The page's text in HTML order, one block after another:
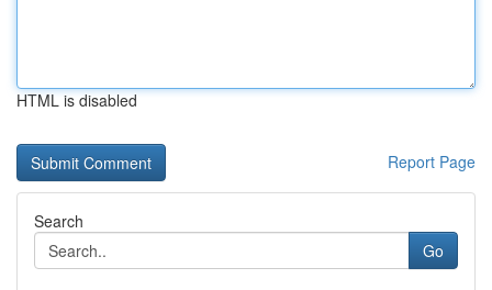
HTML is disabled
Report Page
Search
Go